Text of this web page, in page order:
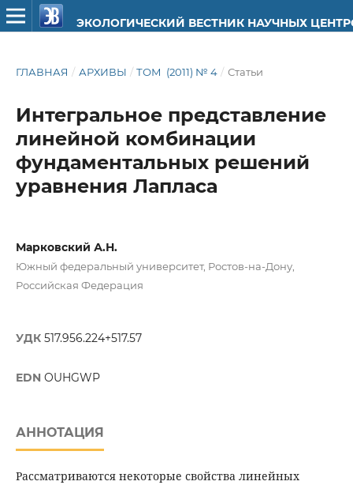
ЭКОЛОГИЧЕСКИЙ ВЕСТНИК НАУЧНЫХ
ГЛАВНАЯ / АРХИВЫ / ТОМ (2011) № 4 / Статьи
Интегральное представление
линейной комбинации
фундаментальных решений
уравнения Лапласа
Марковский А.Н.
Южный федеральный университет, Ростов-на-Дону,
Российская Федерация
УДК 517.956.224+517.57
EDN OUHGWP
АННОТАЦИЯ
Рассматриваются некоторые свойства линейных